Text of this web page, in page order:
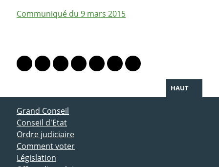
Communiqué du 9 mars 2015
Lien vers le profil Mastodon
Lien vers le profil Bluesky
Lien vers le profil Instagram
Lien vers le profil Linkedin
Lien vers le profil Facebook
Lien vers le profil Twitter
Partager par WhatsApp
HAUT
ACCÈS DIRECT
Grand Conseil
Conseil d'Etat
Ordre judiciaire
Comment voter
Législation